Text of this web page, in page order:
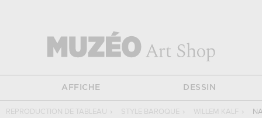
AFFICHE DESSIN
REPRODUCTION DE TABLEAU › STYLE BAROQUE › WILLEM KALF ›